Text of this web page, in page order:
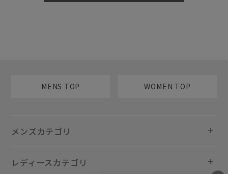
MENS TOP WOMEN TOP
メンズカテゴリ
レディースカテゴリ